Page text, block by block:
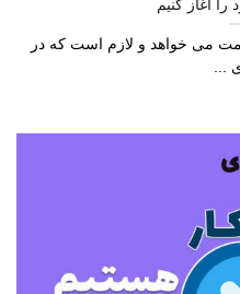
آغاز کنیم
می خواهد و لازم است که در
...